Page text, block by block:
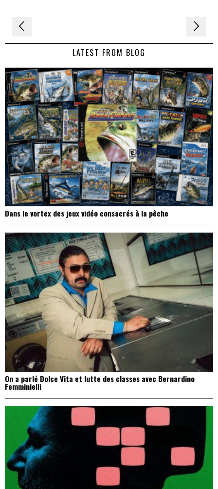
Navigation
de LATEST FROM BLOG
Dans le vortex des jeux vidéo consacrés à la pêche
On a parlé Dolce Vita et lutte des classes avec Bernardino
Femminielli